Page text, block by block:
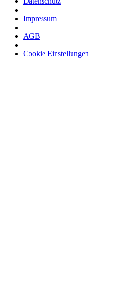
|
Impressum
|
AGB
|
Cookie Einstellungen